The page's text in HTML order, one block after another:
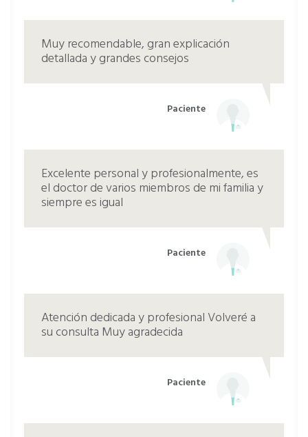
Muy recomendable, gran explicación
detallada y grandes consejos
Paciente
Excelente personal y profesionalmente, es
el doctor de varios miembros de mi familia y
siempre es igual
Paciente
Atención dedicada y profesional Volveré a
su consulta Muy agradecida
Paciente